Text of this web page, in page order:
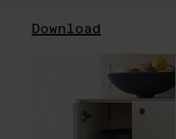
Download